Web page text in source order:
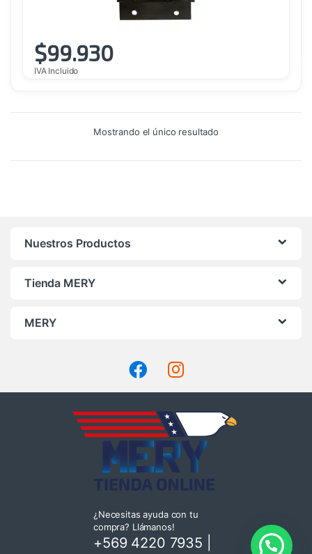
$99.930
IVA Incluido
Mostrando el único resultado
Nuestros Productos
Tienda MERY
MERY
¿Necesitas ayuda con tu
compra? Llámanos!
+569 4220 7935